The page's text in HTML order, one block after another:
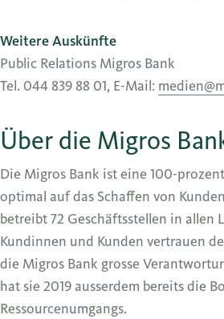
Weitere Auskünfte
Public Relations Migros Bank
Tel. 044 839 88 01, E-Mail:
Über die Migros
Die Migros Bank ist eine 100-
optimal auf das Schaffen von
betreibt 72 Geschäftsstellen in
Kundinnen und Kunden vertrauen
die Migros Bank grosse
hat sie 2019 ausserdem bereits die
Ressourcenumgangs.